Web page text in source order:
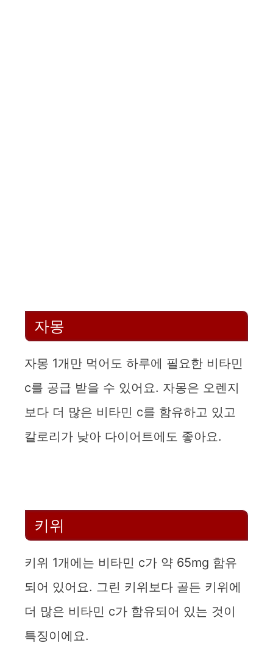
자몽
자몽 1개만 먹어도 하루에 필요한 비타민
c를 공급 받을 수 있어요. 자몽은 오렌지
보다 더 많은 비타민 c를 함유하고 있고
칼로리가 낮아 다이어트에도 좋아요.
키위
키위 1개에는 비타민 c가 약 65mg 함유
되어 있어요. 그린 키위보다 골든 키위에
더 많은 비타민 c가 함유되어 있는 것이
특징이에요.